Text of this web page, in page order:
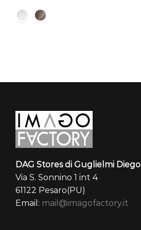
DAG Stores di Guglielmi Diego
Via S. Sonnino 1 int 4
61122 Pesaro(PU)
Email: mail@imagofactory.it